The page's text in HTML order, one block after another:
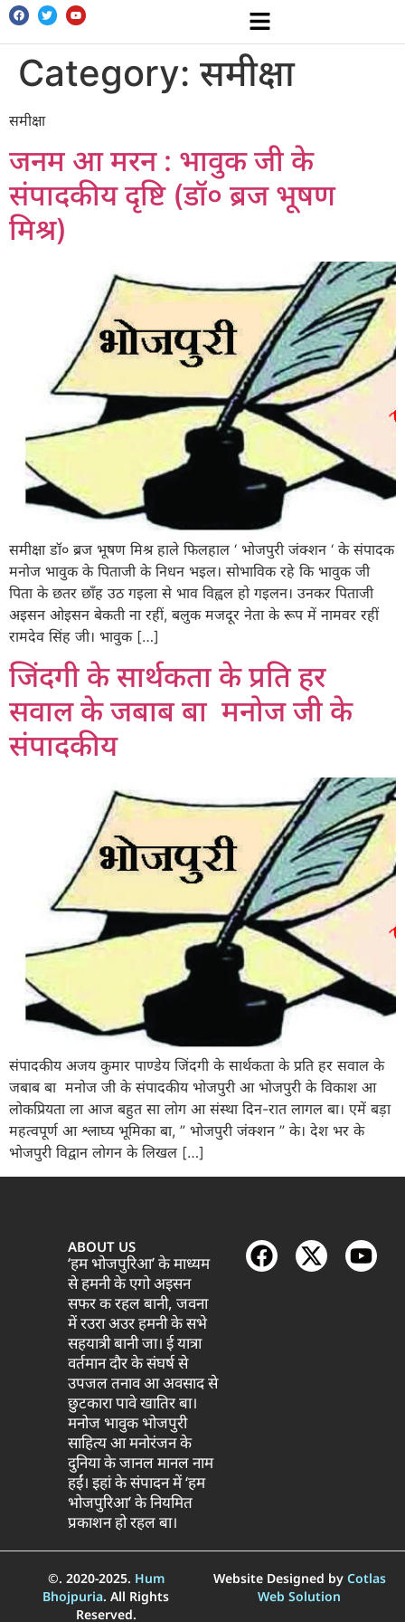
Category: समीक्षा
समीक्षा
जनम आ मरन : भावुक जी के
संपादकीय दृष्टि (डॉ० ब्रज भूषण
मिश्र)
समीक्षा डॉ० ब्रज भूषण मिश्र हाले फिलहाल ‘ भोजपुरी जंक्शन ‘ के संपादक
मनोज भावुक के पिताजी के निधन भइल। सोभाविक रहे कि भावुक जी
पिता के छतर छाँह उठ गइला से भाव विह्वल हो गइलन। उनकर पिताजी
अइसन ओइसन बेकती ना रहीं, बलुक मजदूर नेता के रूप में नामवर रहीं
रामदेव सिंह जी। भावुक […]
जिंदगी के सार्थकता के प्रति हर
सवाल के जबाब बा मनोज जी के
संपादकीय
संपादकीय अजय कुमार पाण्डेय जिंदगी के सार्थकता के प्रति हर सवाल के
जबाब बा मनोज जी के संपादकीय भोजपुरी आ भोजपुरी के विकाश आ
लोकप्रियता ला आज बहुत सा लोग आ संस्था दिन-रात लागल बा। एमें बड़ा
महत्वपूर्ण आ श्लाघ्य भूमिका बा, ” भोजपुरी जंक्शन ” के। देश भर के
भोजपुरी विद्वान लोगन के लिखल […]
ABOUT US
‘हम भोजपुरिआ’ के माध्यम
से हमनी के एगो अइसन
सफर क रहल बानी, जवना
में रउरा अउर हमनी के सभे
सहयात्री बानी जा। ई यात्रा
वर्तमान दौर के संघर्ष से
उपजल तनाव आ अवसाद से
छुटकारा पावे खातिर बा।
मनोज भावुक भोजपुरी
साहित्य आ मनोरंजन के
दुनिया के जानल मानल नाम
हईं। इहां के संपादन में ‘हम
भोजपुरिआ’ के नियमित
प्रकाशन हो रहल बा।
©. 2020-2025. Hum
Bhojpuria. All Rights
Reserved.
Website Designed by Cotlas
Web Solution